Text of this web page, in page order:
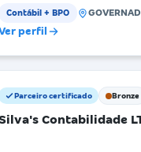
Contábil + BPO
perfil
Parceiro certificado Bronze
Contabilidade